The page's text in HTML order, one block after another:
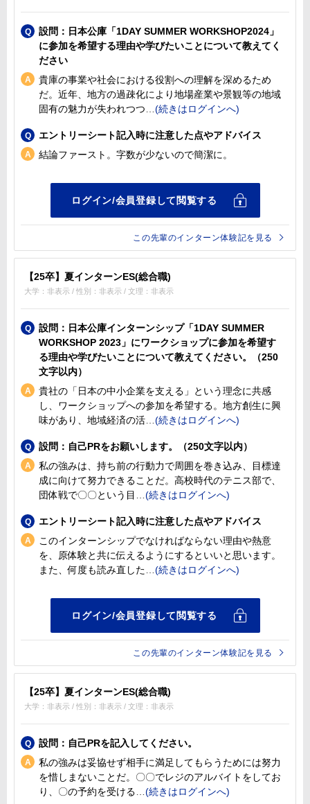
設問：日本公庫「1DAY SUMMER WORKSHOP2024」
に参加を希望する理由や学びたいことについて教えてく
ださい
貴庫の事業や社会における役割への理解を深めるため
だ。近年、地方の過疎化により地場産業や景観等の地域
固有の魅力が失われつつ
エントリーシート記入時に注意した点やアドバイス
結論ファースト。字数が少ないので簡潔に。
この先輩のインターン体験記を見る
【25卒】夏インターンES(総合職)
大学：非表示 / 性別：非表示 / 文理：非表示
設問：日本公庫インターンシップ「1DAY SUMMER
WORKSHOP 2023」にワークショップに参加を希望す
る理由や学びたいことについて教えてください。（250
文字以内）
貴社の「日本の中小企業を支える」という理念に共感
し、ワークショップへの参加を希望する。地方創生に興
味があり、地域経済の活
設問：自己PRをお願いします。（250文字以内）
私の強みは、持ち前の行動力で周囲を巻き込み、目標達
成に向けて努力できることだ。高校時代のテニス部で、
団体戦で〇〇という目
エントリーシート記入時に注意した点やアドバイス
このインターンシップでなければならない理由や熱意
を、原体験と共に伝えるようにするといいと思います。
また、何度も読み直した
この先輩のインターン体験記を見る
【25卒】夏インターンES(総合職)
大学：非表示 / 性別：非表示 / 文理：非表示
設問：自己PRを記入してください。
私の強みは妥協せず相手に満足してもらうためには努力
を惜しまないことだ。〇〇でレジのアルバイトをしてお
り、〇の予約を受ける